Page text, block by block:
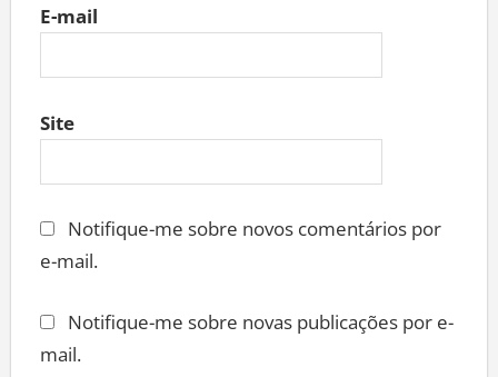
E-mail
Site
Notifique-me sobre novos comentários por
e-mail.
Notifique-me sobre novas publicações por e-
mail.